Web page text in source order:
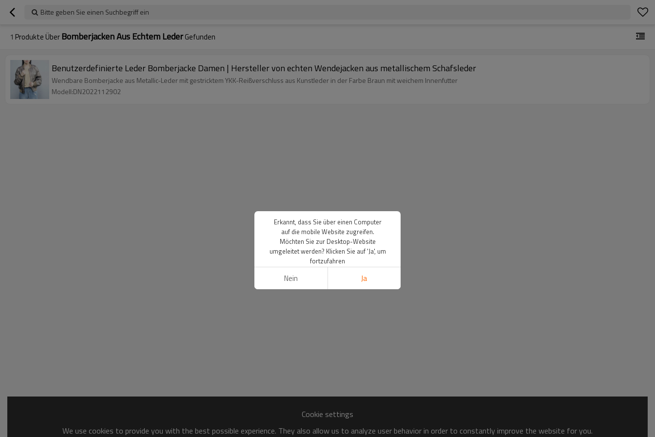
Bitte geben Sie einen Suchbegriff ein
1 Produkte ÜberBomberjacken Aus Echtem LederGefunden
Benutzerdefinierte Leder Bomberjacke Damen | Hersteller von echten Wendejacken aus metallischem Schafsleder
Wendbare Bomberjacke aus Metallic-Leder mit gestricktem YKK-Reißverschluss aus Kunstleder in der Farbe Braun mit weichem Innenfutter
Modell:DN2022112902
Cookie settings
We use cookies to provide you with the best possible experience. They also allow us to analyze user behavior in order to constantly improve the website for you.
Erkannt, dass Sie über einen Computer
auf die mobile Website zugreifen.
Möchten Sie zur Desktop-Website
umgeleitet werden? Klicken Sie auf 'Ja', um
fortzufahren
Nein Ja